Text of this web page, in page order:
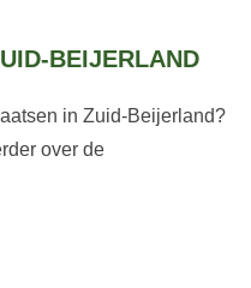
BEIJERLAND
in Zuid-Beijerland?
over de